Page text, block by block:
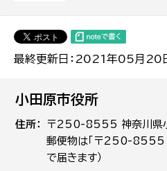
最終更新日：2021年05月20
小田原市役所
住所
〒250-8555 神奈川県
郵便物は「〒250-8555
で届きます）